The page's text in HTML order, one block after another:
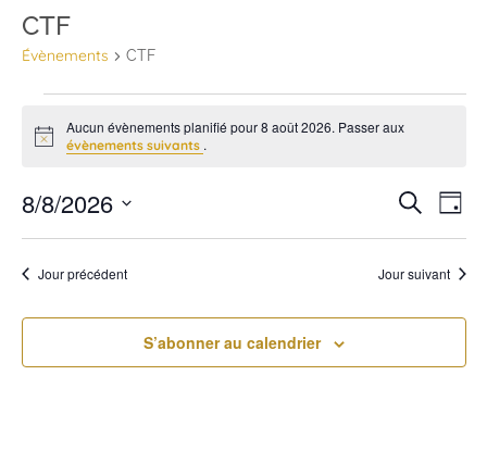
CTF
Évènements CTF
Notice
Aucun évènements planifié pour 8 août 2026. Passer aux
évènements suivants .
et
de
Recherche
Jour
8/8/2026
date.Jour précédent Jour suivant
S’abonner au calendrier